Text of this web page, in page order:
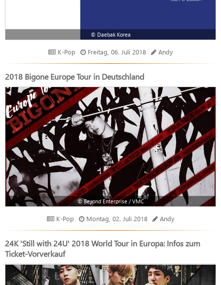
© Daebak Korea
K-Pop Freitag, 06. Juli 2018 Andy
2018 Bigone Europe Tour in Deutschland
© Beyond Enterprise / VMC
K-Pop Montag, 02. Juli 2018 Andy
24K 'Still with 24U' 2018 World Tour in Europa: Infos zum
Ticket-Vorverkauf